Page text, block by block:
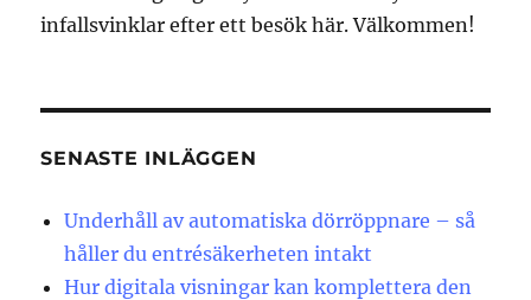
infallsvinklar efter ett besök här. Välkommen!
SENASTE INLÄGGEN
Underhåll av automatiska dörröppnare – så
håller du entrésäkerheten intakt
Hur digitala visningar kan komplettera den